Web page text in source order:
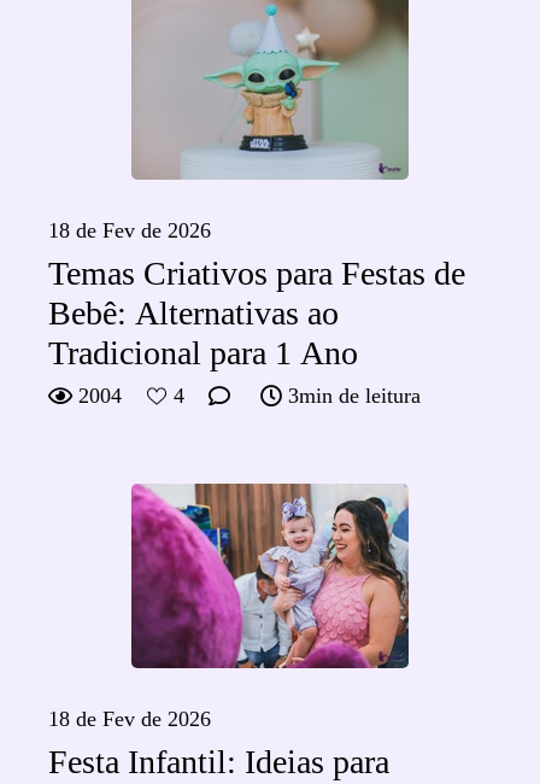
18 de Fev de 2026
Temas Criativos para Festas de
Bebê: Alternativas ao
Tradicional para 1 Ano
2004 4 3min de leitura
18 de Fev de 2026
Festa Infantil: Ideias para